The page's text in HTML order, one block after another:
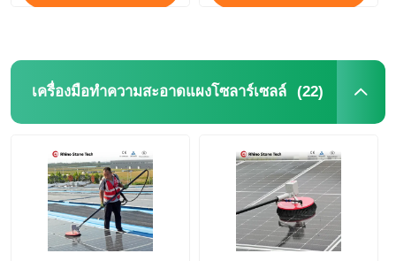
เครื่องมือทำความสะอาดแผงโซลาร์เซลล์ (22)